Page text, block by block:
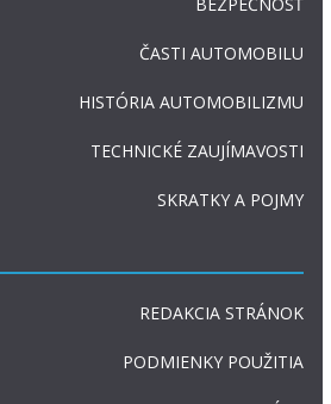
ČASTI AUTOMOBILU
HISTÓRIA AUTOMOBILIZMU
TECHNICKÉ ZAUJÍMAVOSTI
SKRATKY A POJMY
REDAKCIA STRÁNOK
PODMIENKY POUŽITIA